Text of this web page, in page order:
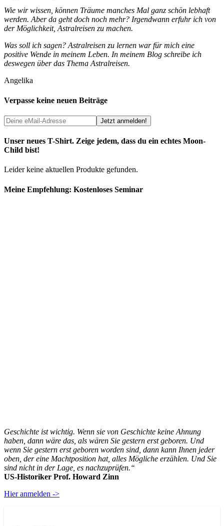
Wie wir wissen, können Träume manches Mal ganz schön lebhaft
werden. Aber da geht doch noch mehr? Irgendwann erfuhr ich von
der Möglichkeit, Astralreisen zu machen.
Was soll ich sagen? Astralreisen zu lernen war für mich eine
positive Wende in meinem Leben. In meinem Blog schreibe ich
deswegen über das Thema Astralreisen.
Angelika
Verpasse keine neuen Beiträge
Unser neues T-Shirt. Zeige jedem, dass du ein echtes Moon-
Child bist!
Leider keine aktuellen Produkte gefunden.
Meine Empfehlung: Kostenloses Seminar
Geschichte ist wichtig. Wenn sie von Geschichte keine Ahnung
haben, dann wäre das, als wären Sie gestern erst geboren. Und
wenn Sie gestern erst geboren worden sind, dann kann Ihnen jeder
oben, der eine Machtposition hat, alles Mögliche erzählen. Und Sie
sind nicht in der Lage, es nachzuprüfen.“
US-Historiker Prof. Howard Zinn
Hier anmelden ->